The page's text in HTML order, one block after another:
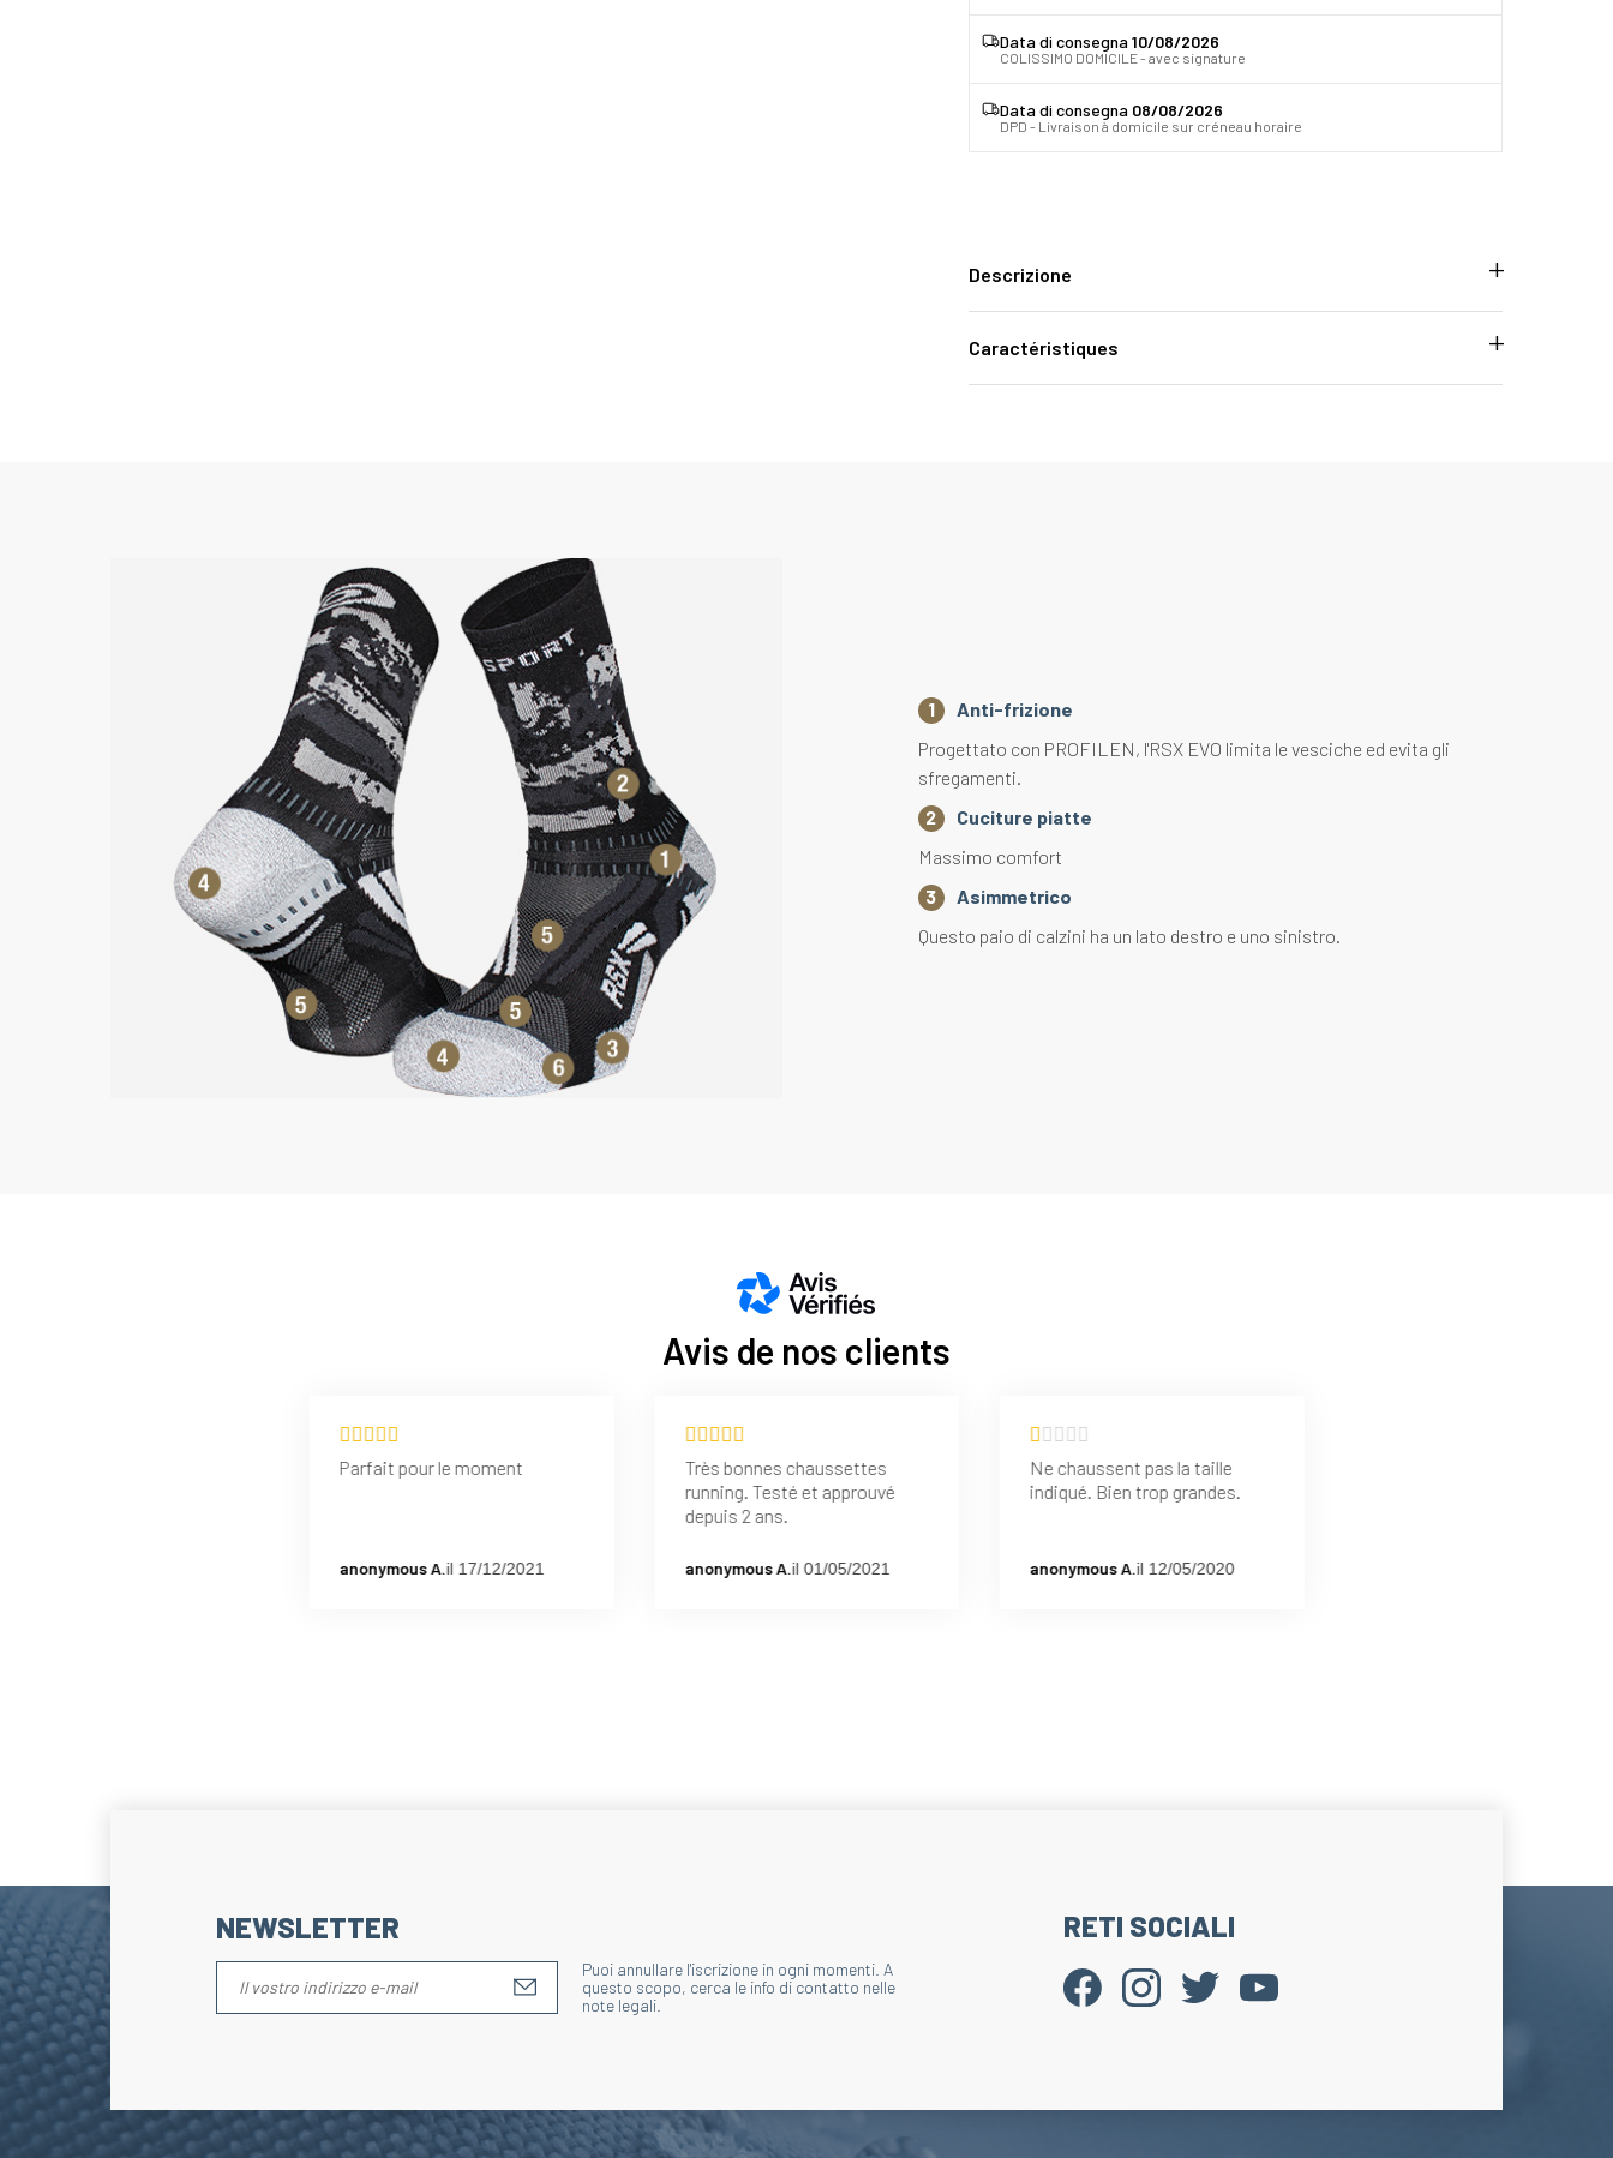
Data di consegna10/08/2026
COLISSIMO DOMICILE - avec signature
Data di consegna 08/08/2026
DPD - Livraison à domicile sur créneau horaire
Descrizione
Caractéristiques
Anti-frizione
Progettato con PROFILEN, l'RSX EVO limita le vesciche ed evita gli
sfregamenti.
Cuciture piatte
Massimo comfort
Asimmetrico
Questo paio di calzini ha un lato destro e uno sinistro.
Avis de nos clients
Parfait pour le moment
anonymous A.il 17/12/2021
Très bonnes chaussettes
running. Testé et approuvé
depuis 2 ans.
anonymous A.il 01/05/2021
Ne chaussent pas la taille
indiqué. Bien trop grandes.
anonymous A.il 12/05/2020
NEWSLETTER
S'INSCRIRE À LA NEWSLETTER
Puoi annullare l'iscrizione in ogni momenti. A
questo scopo, cerca le info di contatto nelle
note legali.
RETI SOCIALI